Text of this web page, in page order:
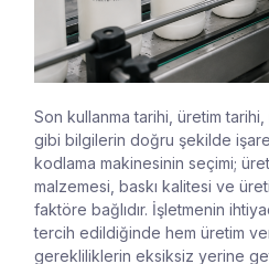
Son kullanma tarihi, üretim
gibi bilgilerin doğru şekilde
kodlama makinesinin seçimi;
malzemesi, baskı kalitesi ve
faktöre bağlıdır. İşletmenin
tercih edildiğinde hem üretim
gerekliliklerin eksiksiz yerine